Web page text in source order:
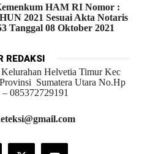
HAM RI Nomor :
2021 Sesuai Akta Notaris
Tanggal 08 Oktober 2021
REDAKSI
Helvetia Timur Kec
Sumatera Utara No.Hp
085372729191